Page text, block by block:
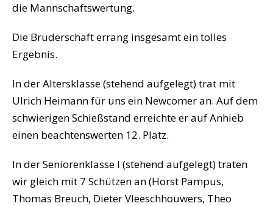
die Mannschaftswertung.
Die Bruderschaft errang insgesamt ein tolles
Ergebnis.
In der Altersklasse (stehend aufgelegt) trat mit
Ulrich Heimann für uns ein Newcomer an. Auf dem
schwierigen Schießstand erreichte er auf Anhieb
einen beachtenswerten 12. Platz.
In der Seniorenklasse I (stehend aufgelegt) traten
wir gleich mit 7 Schützen an (Horst Pampus,
Thomas Breuch, Dieter Vleeschhouwers, Theo